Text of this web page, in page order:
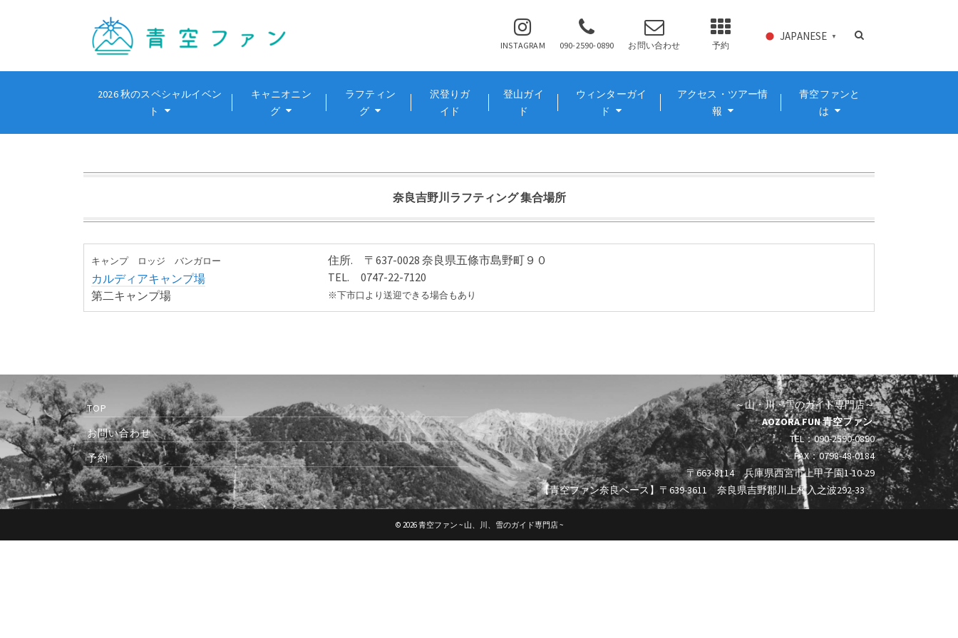
INSTAGRAM 090-2590-0890 お問い合わせ 予約
JAPANESE ▼
2026 秋のスペシャルイベン
ト
キャニオニン
グ
ラフティン
グ
沢登りガ
イド
登山ガイ
ド
ウィンターガイ
ド
アクセス・ツアー情
報
青空ファンと
は
奈良吉野川ラフティング 集合場所
キャンプ ロッジ バンガロー
カルディアキャンプ場
第二キャンプ場
住所. 〒637-0028 奈良県五條市島野町９０
TEL. 0747-22-7120
※下市口より送迎できる場合もあり
TOP
お問い合わせ
予約
～山・川・雪のガイド専門店～
AOZORA FUN 青空ファン
TEL：090-2590-0890
FAX：0798-48-0184
〒663-8114 兵庫県西宮市上甲子園1-10-29
【青空ファン奈良ベース】〒639-3611 奈良県吉野郡川上村入之波292-33
© 2026 青空ファン ~ 山、川、雪のガイド専門店 ~